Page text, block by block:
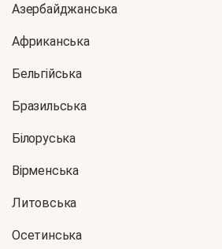
Азербайджанська
Африканська
Бельгійська
Бразильська
Білоруська
Вірменська
Литовська
Осетинська